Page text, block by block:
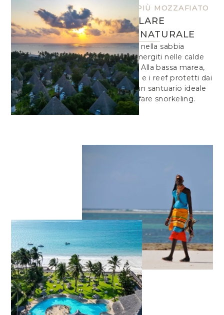
LE SPIAGGE PIÙ MOZZAFIATO
SPETTACOLARE
BELLEZZA NATURALE
Affonda i piedi nella sabbia
finissima e immergiti nelle calde
acque azzurre. Alla bassa marea,
le acque basse e i reef protetti dai
coralli creano un santuario ideale
per nuotare e fare snorkeling.